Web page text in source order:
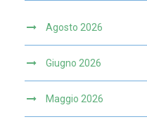
Agosto 2026
Giugno 2026
Maggio 2026